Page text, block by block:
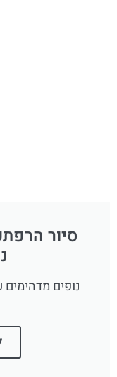
סיור
נופים